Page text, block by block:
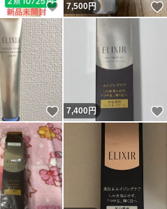
いいね！
7,500円
いいね！
7,400円